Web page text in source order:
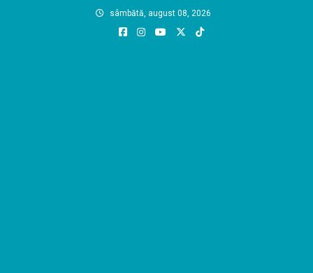
sâmbătă, august 08, 2026